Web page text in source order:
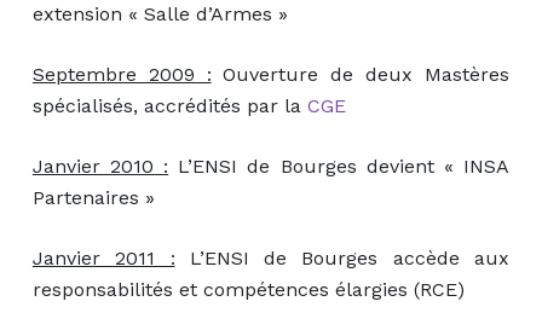
extension « Salle d’Armes »
Septembre 2009 : Ouverture de deux Mastères
spécialisés, accrédités par la CGE
Janvier 2010 : L’ENSI de Bourges devient « INSA
Partenaires »
Janvier 2011 : L’ENSI de Bourges accède aux
responsabilités et compétences élargies (RCE)